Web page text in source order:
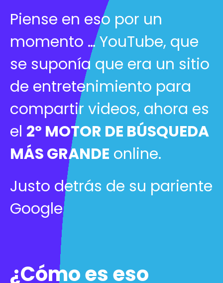
Piense en eso por un
momento … YouTube, que
se suponía que era un sitio
de entretenimiento para
compartir videos, ahora es
el 2º MOTOR DE BÚSQUEDA
MÁS GRANDE online.
Justo detrás de su pariente
Google
¿Cómo es eso